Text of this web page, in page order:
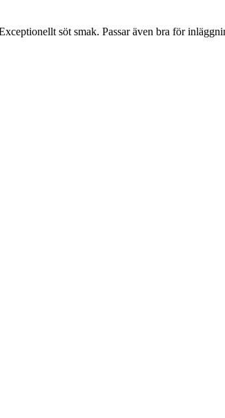
söt smak. Passar även bra för